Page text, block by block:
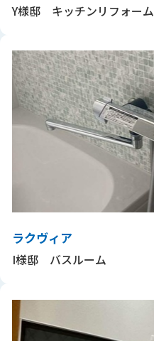
Y様邸 キッチンリフォーム
ラクヴィア
I様邸 バスルーム